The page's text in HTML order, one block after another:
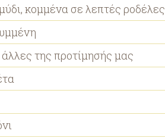
κομμένα σε λεπτές ροδέλες
της προτίμησής μας